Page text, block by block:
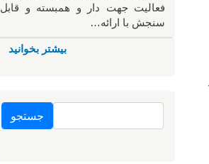
فعالیت جهت دار و همبسته و قابل
سنجش با ارائه…
بیشتر بخوانید
جستجو